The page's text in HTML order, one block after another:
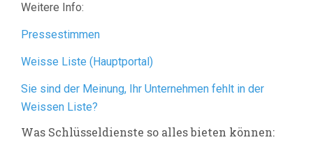
Weitere Info:
Pressestimmen
Weisse Liste (Hauptportal)
Sie sind der Meinung, Ihr Unternehmen fehlt in der
Weissen Liste?
Was Schlüsseldienste so alles bieten können: